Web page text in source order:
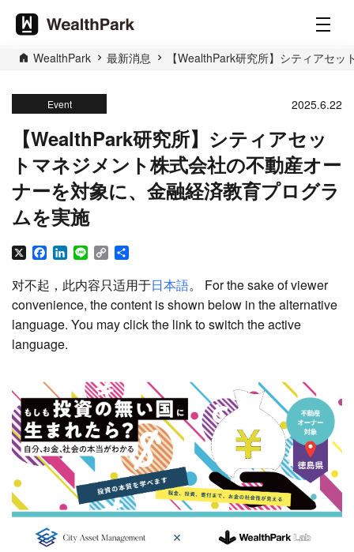
WealthPark 最新消息 【WealthPark研究所】シティアセ
Event 2025.6.22
【WealthPark研究所】シティアセッ
トマネジメント株式会社の不動産オー
ナーを対象に、金融経済教育プログラ
ムを実施
X Facebook
LinkedIn
Line Copy
对不起，此内容只适用于日本語。 For the sake of viewer
convenience, the content is shown below in the alternative
language. You may click the link to switch the active
language.